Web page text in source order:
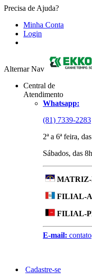
Precisa de Ajuda?
Minha Conta
Login
Alternar Nav
Central de
Atendimento
Whatsapp:
(81) 7339-2283
2ª a 6ª feira,
Sábados, das
MATRIZ-
FILIAL-
FILIAL-
E-mail:
Cadastre-se